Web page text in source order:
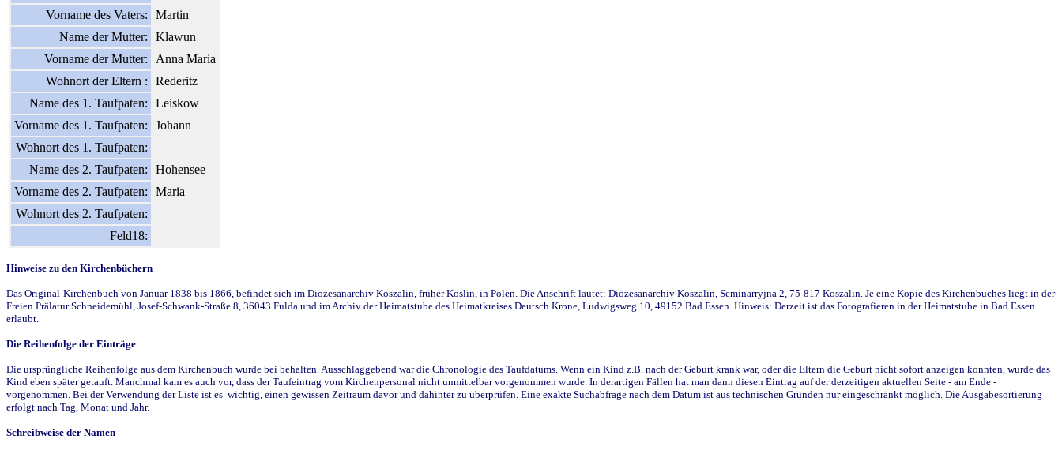
Vorname des Vaters:
Martin
Name der Mutter:
Klawun
Vorname der Mutter:
Anna Maria
Wohnort der Eltern :
Rederitz
Name des 1. Taufpaten:
Leiskow
Vorname des 1. Taufpaten:
Johann
Wohnort des 1. Taufpaten:
Name des 2. Taufpaten:
Hohensee
Vorname des 2. Taufpaten:
Maria
Wohnort des 2. Taufpaten:
Feld18:
Hinweise zu den Kirchenbüchern
Das Original-Kirchenbuch von Januar 1838 bis 1866, befindet sich im Diözesanarchiv Koszalin, früher Köslin, in Polen. Die Anschrift lautet: Diözesanarchiv Koszalin, Seminarryjna 2, 75-817 Koszalin. Je eine Kopie des Kirchenbuches liegt in der
Freien Prälatur Schneidemühl, Josef-Schwank-Straße 8, 36043 Fulda und im Archiv der Heimatstube des Heimatkreises Deutsch Krone, Ludwigsweg 10, 49152 Bad Essen. Hinweis: Derzeit ist das Fotografieren in der Heimatstube in Bad Essen
erlaubt.
Die Reihenfolge der Einträge
Die ursprüngliche Reihenfolge aus dem Kirchenbuch wurde bei behalten. Ausschlaggebend war die Chronologie des Taufdatums. Wenn ein Kind z.B. nach der Geburt krank war, oder die Eltern die Geburt nicht sofort anzeigen konnten, wurde das
Kind eben später getauft. Manchmal kam es auch vor, dass der Taufeintrag vom Kirchenpersonal nicht unmittelbar vorgenommen wurde. In derartigen Fällen hat man dann diesen Eintrag auf der derzeitigen aktuellen Seite - am Ende -
vorgenommen. Bei der Verwendung der Liste ist es wichtig, einen gewissen Zeitraum davor und dahinter zu überprüfen. Eine exakte Suchabfrage nach dem Datum ist aus technischen Gründen nur eingeschränkt möglich. Die Ausgabesortierung
erfolgt nach Tag, Monat und Jahr.
Schreibweise der Namen